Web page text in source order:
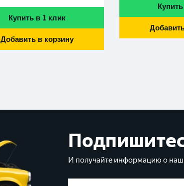
Купить в 1 клик
Добавить в корзину
И получайте информацию о